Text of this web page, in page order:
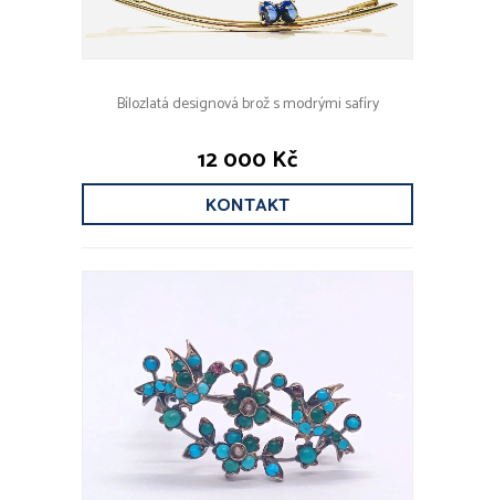
Bílozlatá designová brož s modrými safíry
12 000 Kč
KONTAKT